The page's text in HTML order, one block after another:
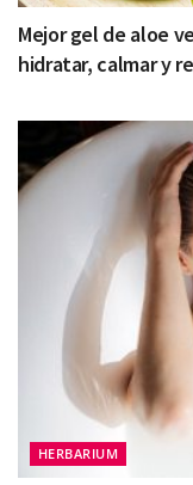
Mejor gel de aloe
hidratar, calmar y
HERBARIUM